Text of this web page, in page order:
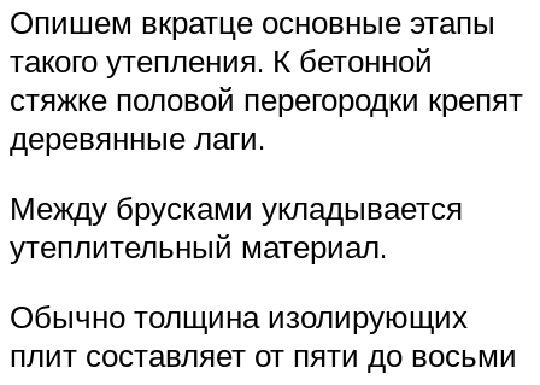
Опишем вкратце основные этапы
такого утепления. К бетонной
стяжке половой перегородки крепят
деревянные лаги.
Между брусками укладывается
утеплительный материал.
Обычно толщина изолирующих
плит составляет от пяти до восьми